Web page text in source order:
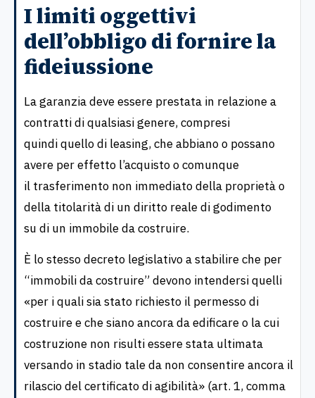
I limiti oggettivi
dell’obbligo di fornire la
fideiussione
La garanzia deve essere prestata in relazione a
contratti di qualsiasi genere, compresi
quindi quello di leasing, che abbiano o possano
avere per effetto l’acquisto o comunque
il trasferimento non immediato della proprietà o
della titolarità di un diritto reale di godimento
su di un immobile da costruire.
È lo stesso decreto legislativo a stabilire che per
“immobili da costruire” devono intendersi quelli
«per i quali sia stato richiesto il permesso di
costruire e che siano ancora da edificare o la cui
costruzione non risulti essere stata ultimata
versando in stadio tale da non consentire ancora il
rilascio del certificato di agibilità» (art. 1, comma